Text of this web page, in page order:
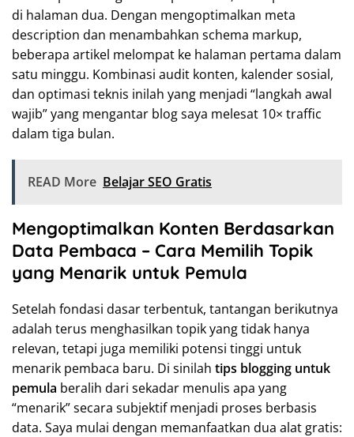
di halaman dua. Dengan mengoptimalkan meta
description dan menambahkan schema markup,
beberapa artikel melompat ke halaman pertama dalam
satu minggu. Kombinasi audit konten, kalender sosial,
dan optimasi teknis inilah yang menjadi “langkah awal
wajib” yang mengantar blog saya melesat 10× traffic
dalam tiga bulan.
READ More Belajar SEO Gratis
Mengoptimalkan Konten Berdasarkan
Data Pembaca – Cara Memilih Topik
yang Menarik untuk Pemula
Setelah fondasi dasar terbentuk, tantangan berikutnya
adalah terus menghasilkan topik yang tidak hanya
relevan, tetapi juga memiliki potensi tinggi untuk
menarik pembaca baru. Di sinilah tips blogging untuk
pemula beralih dari sekadar menulis apa yang
“menarik” secara subjektif menjadi proses berbasis
data. Saya mulai dengan memanfaatkan dua alat gratis: